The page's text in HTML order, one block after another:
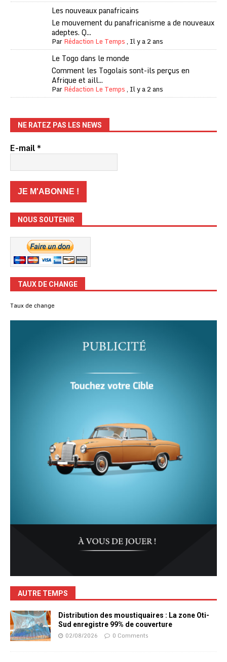
Les nouveaux panafricains
Le mouvement du panafricanisme a de nouveaux
adeptes. Q...
ParRédaction Le Temps, Il y a 2 ans
Le Togo dans le monde
Comment les Togolais sont-ils perçus en
Afrique et aill...
ParRédaction Le Temps, Il y a 2 ans
NE RATEZ PAS LES NEWS
E-mail*
NOUS SOUTENIR
TAUX DE CHANGE
Taux de change
AUTRE TEMPS
Distribution des moustiquaires : La zone Oti-
Sud enregistre 99% de couverture
02/08/2026 0 Comments